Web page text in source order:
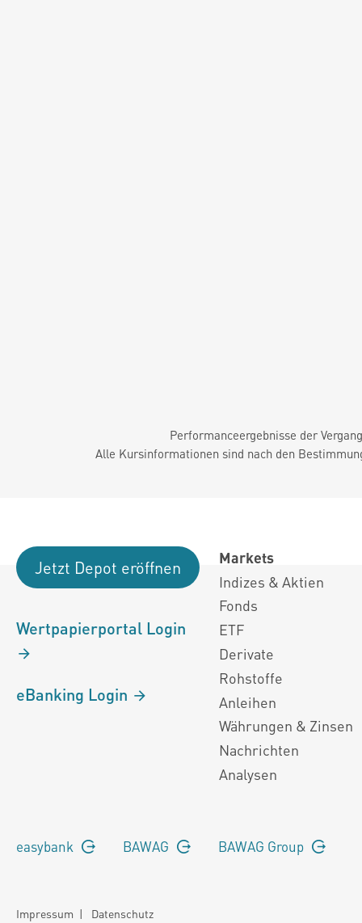
Performanceergebnisse der
Alle Kursinformationen sind nach den
Jetzt Depot eröffnen
Wertpapierportal Login
eBanking Login
Markets
Indizes & Aktien
Fonds
ETF
Derivate
Rohstoffe
Anleihen
Währungen & Zinsen
Nachrichten
Analysen
easybank BAWAG BAWAG Group
Impressum | Datenschutz